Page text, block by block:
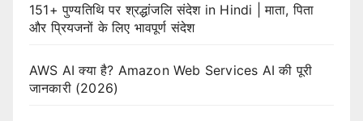
151+ पुण्यतिथि पर श्रद्धांजलि संदेश in Hindi | माता, पिता
और प्रियजनों के लिए भावपूर्ण संदेश
AWS AI क्या है? Amazon Web Services AI की पूरी
जानकारी (2026)